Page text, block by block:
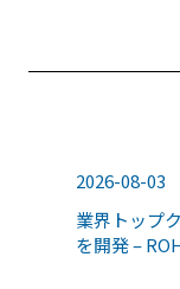
2026-08-03
業界トップ
を開発 –